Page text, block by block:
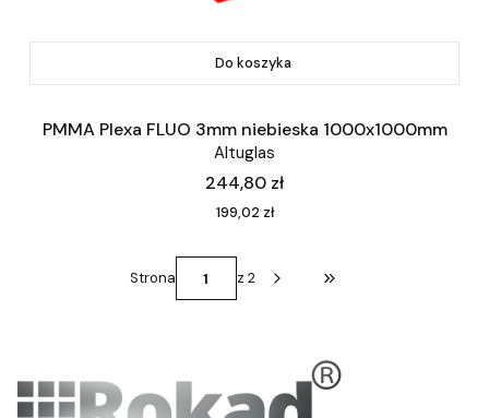
Do koszyka
PMMA Plexa FLUO 3mm niebieska 1000x1000mm
Altuglas
Cena
244,80 zł
Cena
199,02 zł
Strona z 2 Przejdź do ostatniej